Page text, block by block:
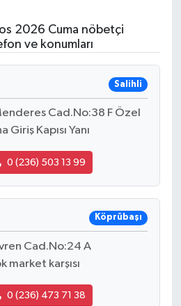
2026 Cuma nöbetçi
ve konumları
Salihli
Cad.No:38 F Özel
Kapısı Yanı
0 (236) 503 13 99
Köprübaşı
Cad.No:24 A
market karşısı
0 (236) 473 71 38